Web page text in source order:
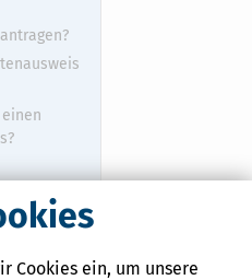
Cookies ein, um unsere
mit einem